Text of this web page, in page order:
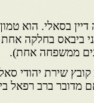
בסאלי. הוא
ביבאס בחלקה
ממשפחה אחת).
שירת יהודי
מדובר ברב רפאל